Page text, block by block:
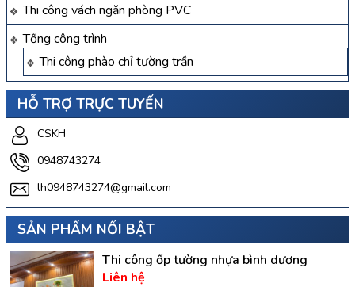
Thi công vách ngăn phòng PVC
Tổng công trình
Thi công phào chỉ tường trần
HỖ TRỢ TRỰC TUYẾN
CSKH
0948743274
lh0948743274@gmail.com
SẢN PHẨM NỔI BẬT
Thi công ốp tường nhựa bình dương
Liên hệ